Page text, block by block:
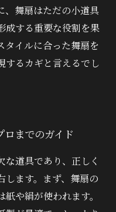
、舞扇はただの小道具
成する重要な役割を果
タイルに合った舞扇を
するカギと言えるでし
までのガイド
道具であり、正しく
します。まず、舞扇の
や絹が使われます。